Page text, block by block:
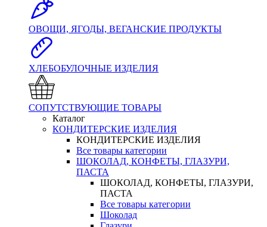
ОВОЩИ, ЯГОДЫ, ВЕГАНСКИЕ ПРОДУКТЫ
ХЛЕБОБУЛОЧНЫЕ ИЗДЕЛИЯ
СОПУТСТВУЮЩИЕ ТОВАРЫ
Каталог
КОНДИТЕРСКИЕ ИЗДЕЛИЯ
КОНДИТЕРСКИЕ ИЗДЕЛИЯ
Все товары категории
ШОКОЛАД, КОНФЕТЫ, ГЛАЗУРИ,
ПАСТА
ШОКОЛАД, КОНФЕТЫ, ГЛАЗУРИ,
ПАСТА
Все товары категории
Шоколад